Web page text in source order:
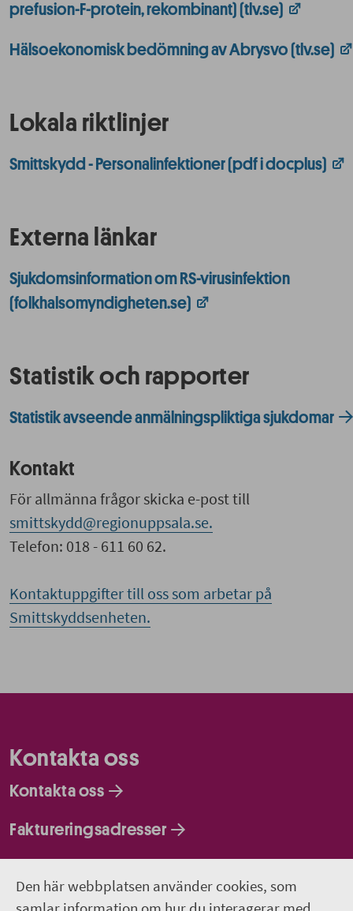
Den här webbplatsen använder cookies, som
prefusion-F-protein, rekombinant) (tlv.se)
Hälsoekonomisk bedömning av Abrysvo (tlv.se)
Lokala riktlinjer
Smittskydd - Personalinfektioner (pdf i docplus)
Externa länkar
Sjukdomsinformation om RS-virusinfektion
(folkhalsomyndigheten.se)
Statistik och rapporter
Statistik avseende anmälningspliktiga sjukdomar
Kontakt
För allmänna frågor skicka e-post till
smittskydd@regionuppsala.se.
Telefon: 018 - 611 60 62.
Kontaktuppgifter till oss som arbetar på
Smittskyddsenheten.
Kontakta oss
Kontakta oss
Faktureringsadresser
018-611 00 00